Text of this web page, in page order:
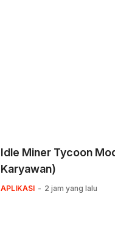
Idle Miner Tycoon
Karyawan)
APLIKASI 2 jam yang lalu